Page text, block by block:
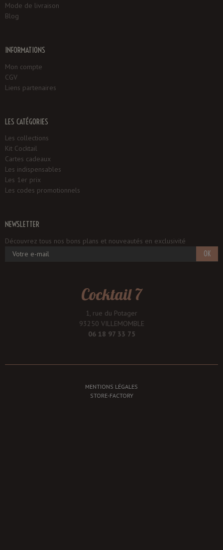
Mode de livraison
Blog
INFORMATIONS
Mon compte
CGV
Liens partenaires
LES CATÉGORIES
Les collections
Kit Cocktail
Cartes cadeaux
Les indispensables
Les 1er prix
Les codes promotionnels
NEWSLETTER
Découvrez tous nos bons plans et nouveautés en exclusivité
OK
Cocktail 7
1, rue du Potager
93250 VILLEMOMBLE
06 18 97 33 75
MENTIONS LÉGALES
STORE-FACTORY